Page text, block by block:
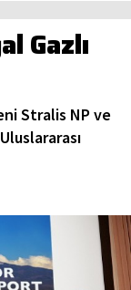
Gazlı
Stralis NP ve